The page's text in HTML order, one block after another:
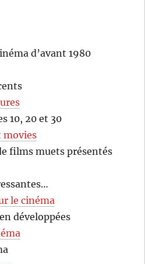
d’avant 1980
10, 20 et 30
movies
films muets présentés
le cinéma
développées